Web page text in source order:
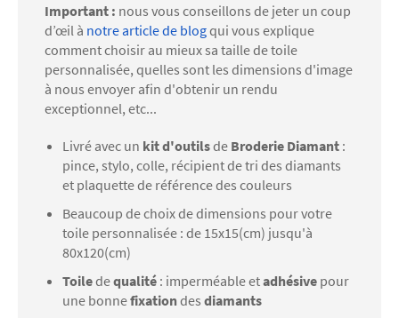
Important : nous vous conseillons de jeter un coup
d’œil à notre article de blogqui vous explique
comment choisir au mieux sa taille de toile
personnalisée, quelles sont les dimensions d'image
à nous envoyer afin d'obtenir un rendu
exceptionnel, etc...
Livré avec un kit d'outilsde Broderie Diamant :
pince, stylo, colle, récipient de tri des diamants
et plaquette de référence des couleurs
Beaucoup de choix de dimensions pour votre
toile personnalisée : de 15x15(cm) jusqu'à
80x120(cm)
Toiledequalité : imperméable etadhésive pour
une bonnefixationdes diamants